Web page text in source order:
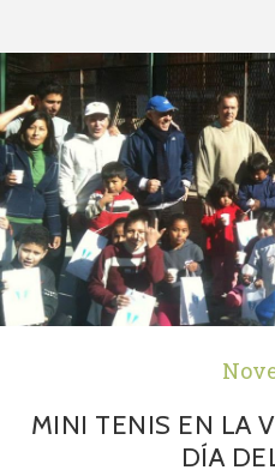
MINI TENIS EN LA
DÍA